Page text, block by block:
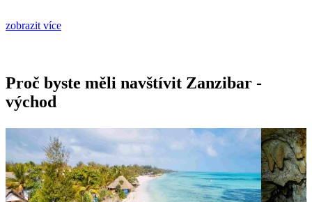
zobrazit více
Proč byste měli navštívit Zanzibar -
východ